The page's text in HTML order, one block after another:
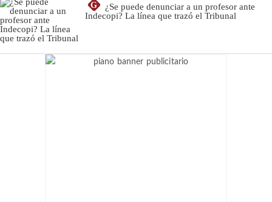
G
¿Se puede denunciar a un profesor ante
Indecopi? La línea que trazó el Tribunal